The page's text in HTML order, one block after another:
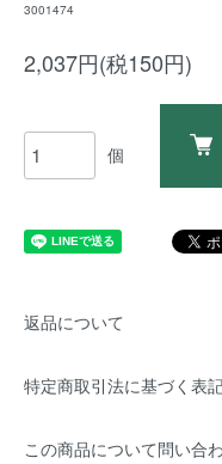
3001474
2,037円(税150円)
個
返品について
特定商取引法に基づく表
この商品について問い合